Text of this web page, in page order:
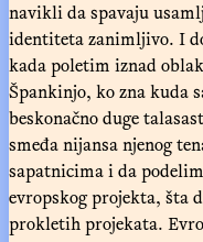
navikli da spavaju
identiteta zanimljivo. I
kada poletim iznad
Špankinjo, ko zna kuda
beskonačno duge
smeđa nijansa njenog
sapatnicima i da
evropskog projekta, šta
prokletih projekata.